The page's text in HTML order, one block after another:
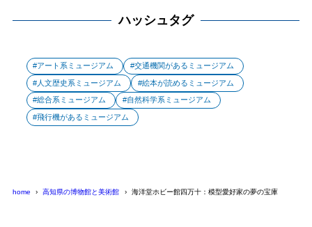
ハッシュタグ
アート系ミュージアム 交通機関があるミュージアム
人文歴史系ミュージアム 絵本が読めるミュージアム
総合系ミュージアム 自然科学系ミュージアム
飛行機があるミュージアム
home 高知県の博物館と美術館 海洋堂ホビー館四万十：模型愛好家の夢の宝庫